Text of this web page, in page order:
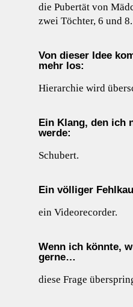
die Pubertät von
zwei Töchter, 6 und 8.
Von dieser Idee
mehr los:
Hierarchie wird
Ein Klang, den ich
werde:
Schubert.
Ein völliger
ein Videorecorder.
Wenn ich könnte,
gerne…
diese Frage